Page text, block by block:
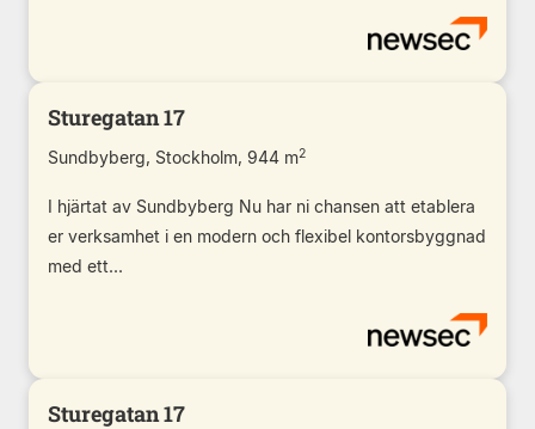
Sturegatan 17
Sundbyberg, Stockholm, 944 m2
I hjärtat av Sundbyberg Nu har ni chansen att etablera
er verksamhet i en modern och flexibel kontorsbyggnad
med ett...
Sturegatan 17